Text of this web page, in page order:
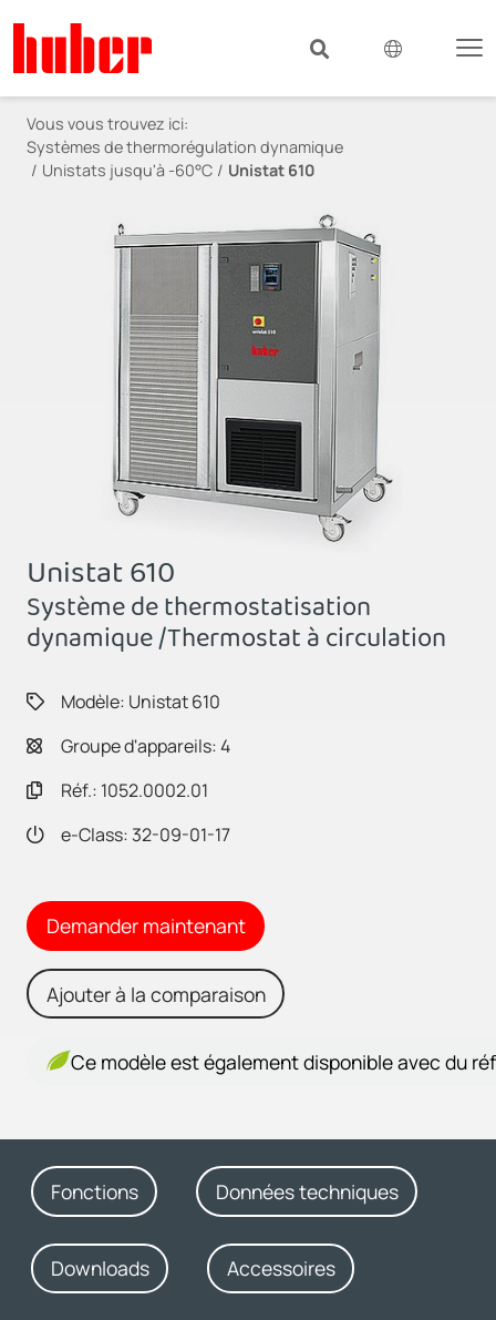
Vous vous trouvez ici:
Systèmes de thermorégulation dynamique
Unistats jusqu'à -60°C
Unistat 610
Unistat 610
Système de thermostatisation
dynamique /Thermostat à circulation
Modèle: Unistat 610
Groupe d'appareils: 4
Réf.: 1052.0002.01
e-Class: 32-09-01-17
Demander maintenant
Ajouter à la comparaison
Ce modèle est également disponible avec du
Fonctions Données techniques
Downloads Accessoires